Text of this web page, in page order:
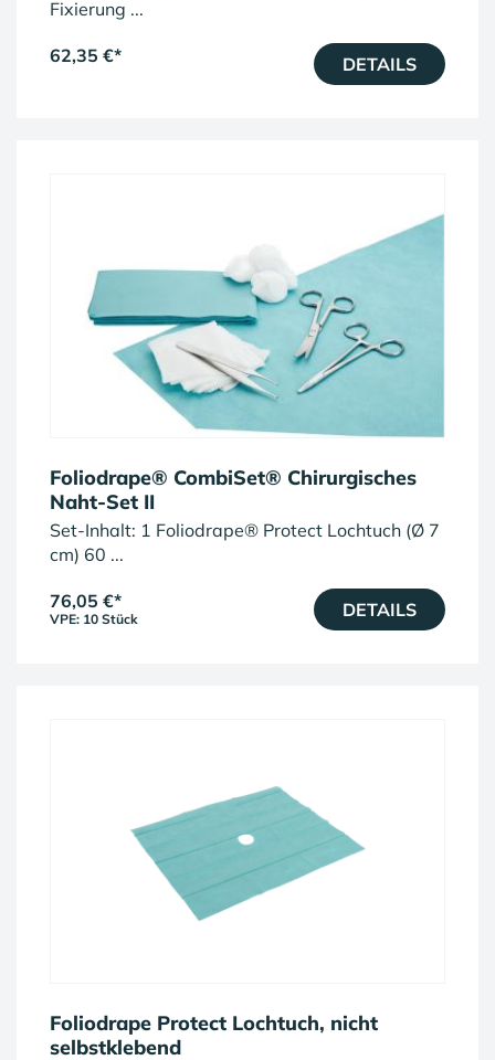
Fixierung ...
62,35 €* DETAILS
Foliodrape® CombiSet® Chirurgisches
Naht-Set II
Set-Inhalt: 1 Foliodrape® Protect Lochtuch (Ø 7
cm) 60 ...
76,05 €*
VPE: 10 Stück DETAILS
Foliodrape Protect Lochtuch, nicht
selbstklebend